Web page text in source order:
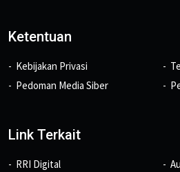
Ketentuan
Kebijakan Privasi
Pedoman Media Siber
Link Terkait
RRI Digital